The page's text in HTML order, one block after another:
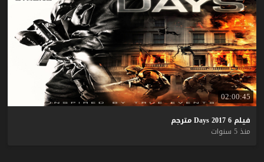
02:00:45
فيلم 6
Days 2017
مترجم
منذ 5 سنوات